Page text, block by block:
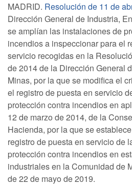
MADRID. Resolución de 11 de
Dirección General de Industria,
se amplían las instalaciones de
incendios a inspeccionar para el
servicio recogidas en la
de 2014 de la Dirección General
Minas, por la que se modifica el
el registro de puesta en servicio
protección contra incendios en
12 de marzo de 2014, de la
Hacienda, por la que se
registro de puesta en servicio de
protección contra incendios en
industriales en la Comunidad de
de 22 de mayo de 2019.